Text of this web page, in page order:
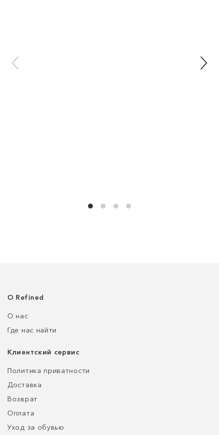
О Refined
О нас
Где нас найти
Клиентский сервис
Политика приватности
Доставка
Возврат
Оплата
Уход за обувью